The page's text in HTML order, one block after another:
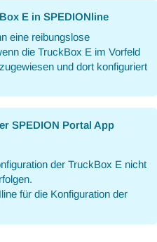
E in SPEDIONline
eine reibungslose
die TruckBox E im Vorfeld
und dort konfiguriert
SPEDION Portal App
der TruckBox E nicht
für die Konfiguration der